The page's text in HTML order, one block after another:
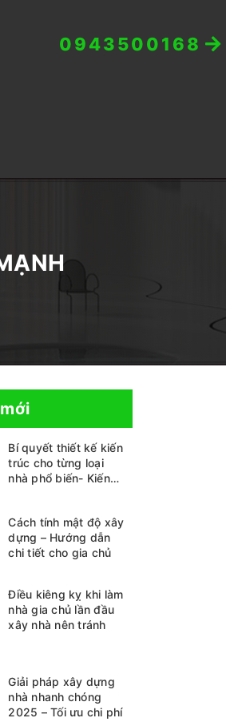
0943500168
Bí quyết thiết kế kiến
trúc cho từng loại
nhà phổ biến- Kiến
Cách tính mật độ xây
dựng – Hướng dẫn
chi tiết cho gia chủ
Điều kiêng kỵ khi làm
nhà gia chủ lần đầu
xây nhà nên tránh
Giải pháp xây dựng
nhà nhanh chóng
2025 – Tối ưu chi phí